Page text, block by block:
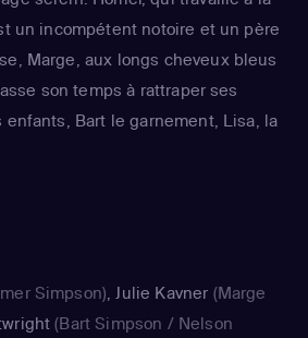
un incompétent notoire et un père
Marge, aux longs cheveux bleus
son temps à rattraper ses
enfants, Bart le garnement, Lisa, la
le quotidien de ce foyer. La série
récompensée aux Emmy Awards
Simpson),Julie Kavner (Marge
(Bart Simpson / Nelson